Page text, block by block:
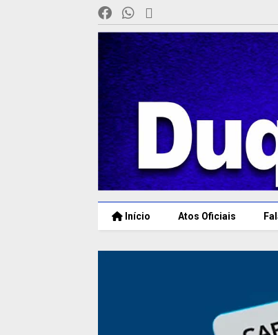
Início Atos Oficiais